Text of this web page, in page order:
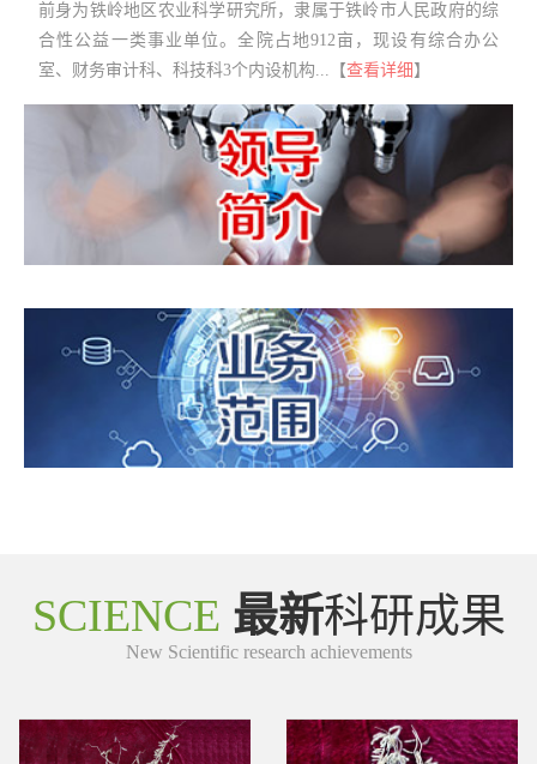
前身为铁岭地区农业科学研究所，隶属于铁岭市人民政府的综
合性公益一类事业单位。全院占地912亩，现设有综合办公
室、财务审计科、科技科3个内设机构...【查看详细 】
SCIENCE 最新科研成果
New Scientific research achievements